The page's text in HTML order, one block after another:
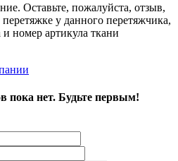
Оставьте, пожалуйста, отзыв,
у данного перетяжчика,
и номер артикула ткани
пока нет. Будьте первым!